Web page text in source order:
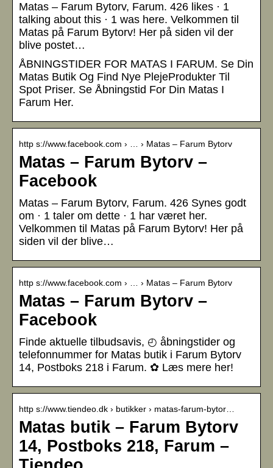
Matas – Farum Bytorv, Farum. 426 likes · 1
talking about this · 1 was here. Velkommen til
Matas på Farum Bytorv! Her på siden vil der
blive postet…
ÅBNINGSTIDER FOR MATAS I FARUM. Se Din
Matas Butik Og Find Nye PlejeProdukter Til
Spot Priser. Se Åbningstid For Din Matas I
Farum Her.
http s://www.facebook.com › … › Matas – Farum Bytorv
Matas – Farum Bytorv –
Facebook
Matas – Farum Bytorv, Farum. 426 Synes godt
om · 1 taler om dette · 1 har været her.
Velkommen til Matas på Farum Bytorv! Her på
siden vil der blive…
http s://www.facebook.com › … › Matas – Farum Bytorv
Matas – Farum Bytorv –
Facebook
Finde aktuelle tilbudsavis, ◴ åbningstider og
telefonnummer for Matas butik i Farum Bytorv
14, Postboks 218 i Farum. ✿ Læs mere her!
http s://www.tiendeo.dk › butikker › matas-farum-bytor…
Matas butik – Farum Bytorv
14, Postboks 218, Farum –